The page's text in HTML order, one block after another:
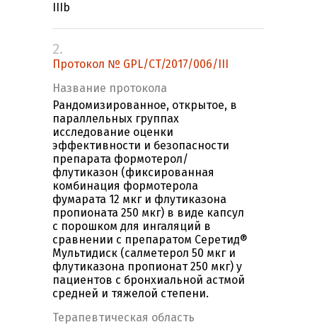
IIIb
2.
Протокол № GPL/CT/2017/006/III
Название протокола
Рандомизированное, открытое, в
параллельных группах
исследование оценки
эффективности и безопасности
препарата формотерол/
флутиказон (фиксированная
комбинация формотерола
фумарата 12 мкг и флутиказона
пропионата 250 мкг) в виде капсул
с порошком для ингаляций в
сравнении с препаратом Серетид®
Мультидиск (салметерол 50 мкг и
флутиказона пропионат 250 мкг) у
пациентов с бронхиальной астмой
средней и тяжелой степени.
Терапевтическая область